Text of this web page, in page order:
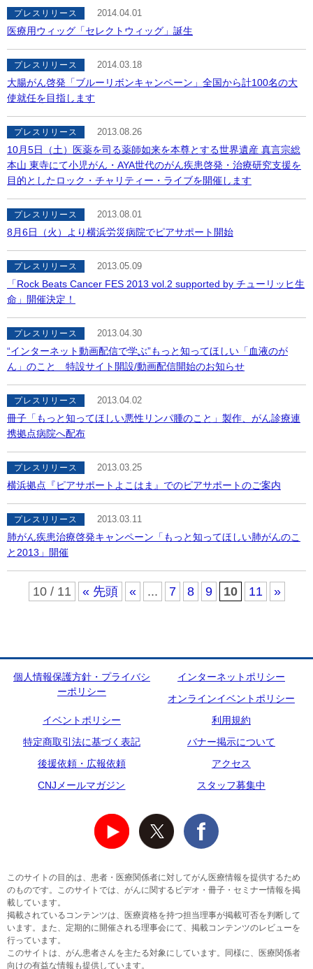
プレスリリース 2014.04.01
医療用ウィッグ「セレクトウィッグ」誕生
プレスリリース 2014.03.18
大腸がん啓発「ブルーリボンキャンペーン」全国から計100名の大
使就任を目指します
プレスリリース 2013.08.26
10月5日（土）医薬を司る薬師如来を本尊とする世界遺産 真言宗総
本山 東寺にて小児がん・AYA世代のがん疾患啓発・治療研究支援を
目的としたロック・チャリティー・ライブを開催します
プレスリリース 2013.08.01
8月6日（火）より横浜労災病院でピアサポート開始
プレスリリース 2013.05.09
「Rock Beats Cancer FES 2013 vol.2 supported by チューリッヒ生
命」開催決定！
プレスリリース 2013.04.30
“インターネット動画配信で学ぶ”もっと知ってほしい「血液のが
ん」のこと 特設サイト開設/動画配信開始のお知らせ
プレスリリース 2013.04.02
冊子「もっと知ってほしい悪性リンパ腫のこと」製作、がん診療連
携拠点病院へ配布
プレスリリース 2013.03.25
横浜拠点『ピアサポートよこはま』でのピアサポートのご案内
プレスリリース 2013.03.11
肺がん疾患治療啓発キャンペーン「もっと知ってほしい肺がんのこ
と2013」開催
10 / 11 « 先頭 « ... 7 8 9 10 11 »
個人情報保護方針・プライバシ
ーポリシー
インターネットポリシー
オンラインイベントポリシー
イベントポリシー
利用規約
特定商取引法に基づく表記
バナー掲示について
後援依頼・広報依頼
アクセス
CNJメールマガジン
スタッフ募集中
このサイトの目的は、患者・医療関係者に対してがん医療情報を提供するため
のものです。このサイトでは、がんに関するビデオ・冊子・セミナー情報を掲
載しています。
掲載されているコンテンツは、医療資格を持つ担当理事が掲載可否を判断して
います。また、定期的に開催される理事会にて、掲載コンテンツのレビューを
行っています。
このサイトは、がん患者さんを主たる対象にしています。同様に、医療関係者
向けの有益な情報も提供しています。